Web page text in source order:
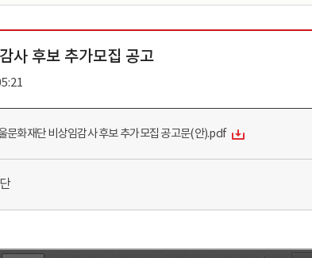
사 후보 추가모집 공고
문화재단 비상임감사 후보 추가모집 공고문(안).pdf